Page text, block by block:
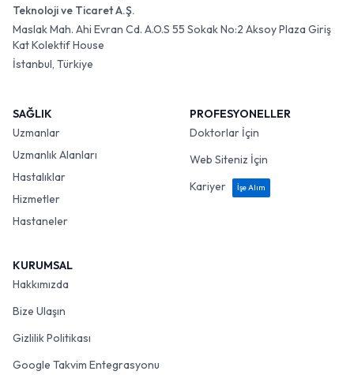
Teknoloji ve Ticaret A.Ş.
Maslak Mah. Ahi Evran Cd. A.O.S 55 Sokak No:2 Aksoy Plaza Giriş
Kat Kolektif House
İstanbul, Türkiye
SAĞLIK
Uzmanlar
Uzmanlık Alanları
Hastalıklar
Hizmetler
Hastaneler
PROFESYONELLER
Doktorlar İçin
Web Siteniz İçin
Kariyer
İşe Alım
KURUMSAL
Hakkımızda
Bize Ulaşın
Gizlilik Politikası
Google Takvim Entegrasyonu